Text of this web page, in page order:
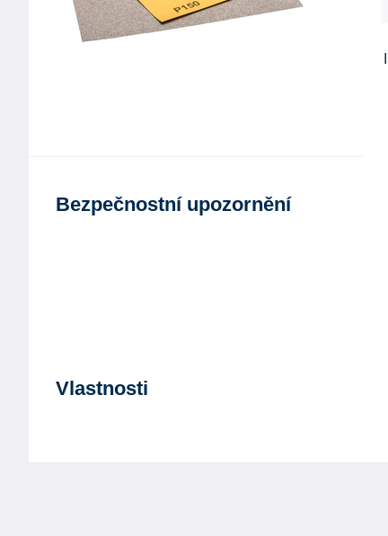
Bezpečnostní upozornění
Vlastnosti